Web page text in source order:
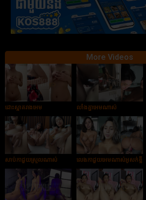
More Videos
ដោះស្អាតរាងអេម លាំងគ្នាអេមណាស់
សាប់កាដួយស្រួលណាស់ លេងកាដួយអេមណាស់អូសក់ខ្លី